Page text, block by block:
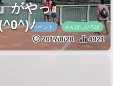
がやっ
ﾉイベント さんばしひろば
2017/8/28 4921